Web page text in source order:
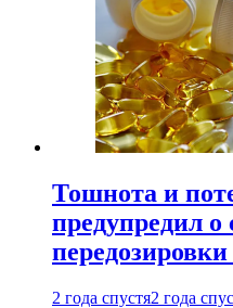
Тошнота и
предупредил
2 года спустя2 года